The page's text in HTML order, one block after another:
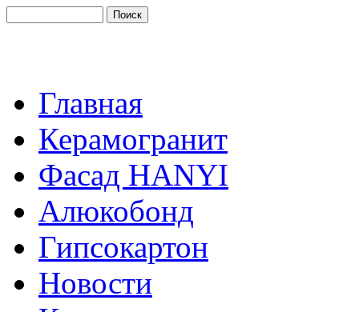
Главная
Керамогранит
Фасад HANYI
Алюкобонд
Гипсокартон
Новости